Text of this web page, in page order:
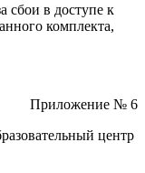
сбои в доступе к
комплекта,
Приложение № 6
центр